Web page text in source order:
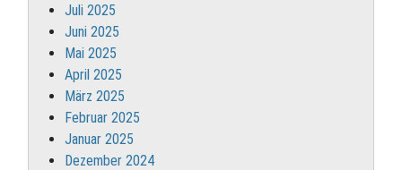
Juli 2025
Juni 2025
Mai 2025
April 2025
März 2025
Februar 2025
Januar 2025
Dezember 2024